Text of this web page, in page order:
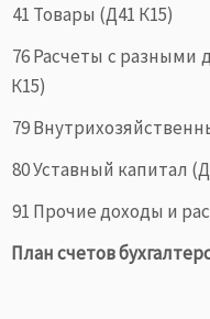
41 Товары (Д41 К15)
76 Расчеты с разными
К15)
79
80 Уставный капитал
91 Прочие доходы и
План счетов